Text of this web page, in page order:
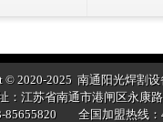
© 2020-2025 南通阳光焊割设
：江苏省南通市港闸区永康
85655820 全国加盟热线：